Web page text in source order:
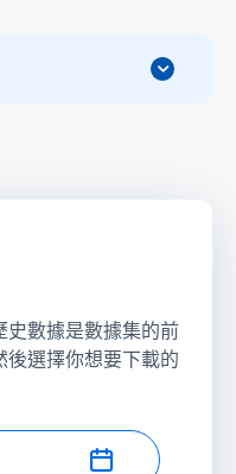
史數據是數據集的前
後選擇你想要下載的